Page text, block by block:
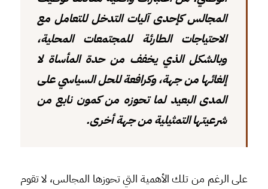
المجالس كإحدى آليات التدخل للتعامل مع
الاحتياجات الطارئة للمجتمعات المحلية،
وبالشكل الذي يخفف من حدة المأساة لا
إلغائها من جهة، وكرافعة للحل السياسي على
المدى البعيد لما تحوزه من كمون نابع من
شرعيتها التمثيلية من جهة أخرى.
على الرغم من تلك الأهمية التي تحوزها المجالس، لا تقوم